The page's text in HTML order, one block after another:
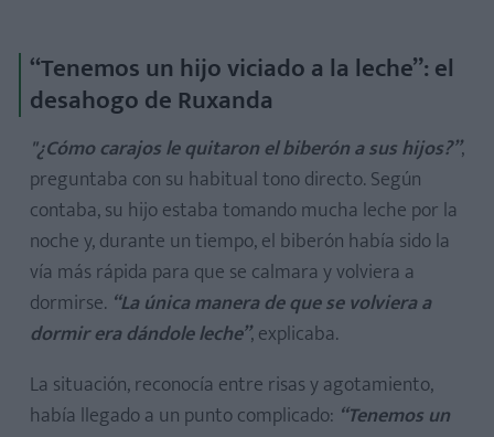
“Tenemos un hijo viciado a la leche”: el
desahogo de Ruxanda
"¿Cómo carajos le quitaron el biberón a sus hijos?”,
preguntaba con su habitual tono directo. Según
contaba, su hijo estaba tomando mucha leche por la
noche y, durante un tiempo, el biberón había sido la
vía más rápida para que se calmara y volviera a
dormirse. “La única manera de que se volviera a
dormir era dándole leche”, explicaba.
La situación, reconocía entre risas y agotamiento,
había llegado a un punto complicado: “Tenemos un